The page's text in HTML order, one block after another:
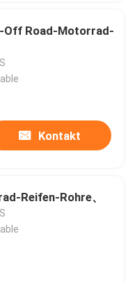
Off Road-Motorrad-
Kontakt
Reifen-Rohre、